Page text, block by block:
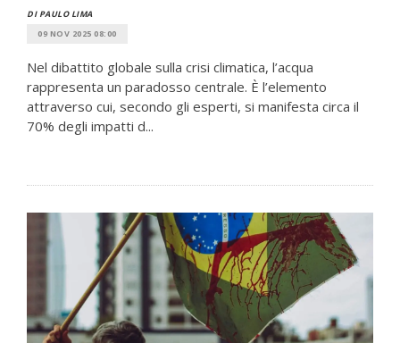
DI PAULO LIMA
09 NOV 2025 08:00
Nel dibattito globale sulla crisi climatica, l’acqua
rappresenta un paradosso centrale. È l’elemento
attraverso cui, secondo gli esperti, si manifesta circa il
70% degli impatti d...